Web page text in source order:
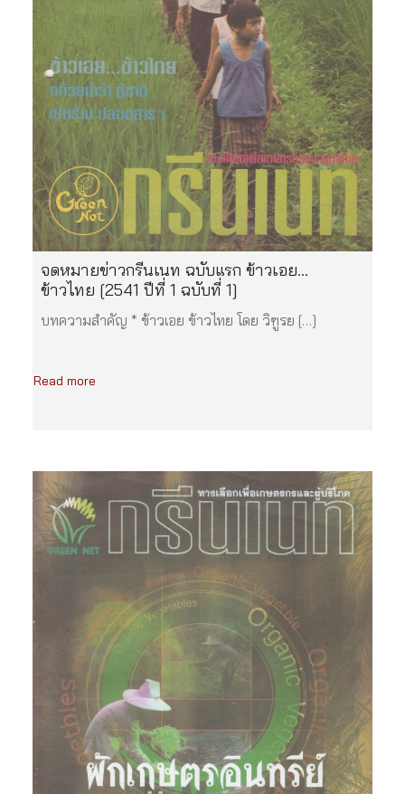
จดหมายข่าวกรีนเนท ฉบับแรก ข้าวเอย…
ข้าวไทย [2541 ปีที่ 1 ฉบับที่ 1]
บทความสำคัญ * ข้าวเอย ข้าวไทย โดย วิฑูรย […]
Read more